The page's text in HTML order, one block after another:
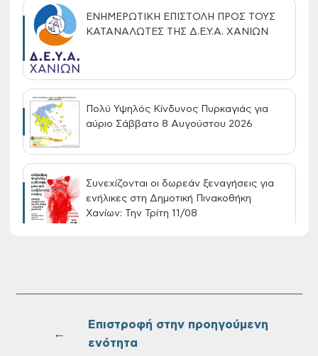
ΕΝΗΜΕΡΩΤΙΚΗ ΕΠΙΣΤΟΛΗ ΠΡΟΣ ΤΟΥΣ
ΚΑΤΑΝΑΛΩΤΕΣ ΤΗΣ Δ.Ε.Υ.Α. ΧΑΝΙΩΝ
Πολύ Υψηλός Κίνδυνος Πυρκαγιάς για
αύριο Σάββατο 8 Αυγούστου 2026
Συνεχίζονται οι δωρεάν ξεναγήσεις για
ενήλικες στη Δημοτική Πινακοθήκη
Χανίων: Την Τρίτη 11/08
Τακτική συνεδρίαση Δημοτικής Επιτροπής
←
Επιστροφή στην προηγούμενη
ενότητα